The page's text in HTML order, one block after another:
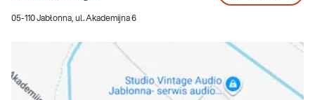
05-110 Jabłonna, ul. Akademijna 6